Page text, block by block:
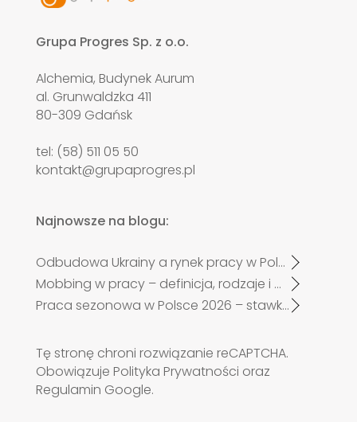
Grupa Progres Sp. z o.o.
Alchemia, Budynek Aurum
al. Grunwaldzka 411
80-309 Gdańsk
tel: (58) 511 05 50
kontakt@grupaprogres.pl
Najnowsze na blogu:
Odbudowa Ukrainy a rynek pracy w Polsce. Czy zabraknie specjalistów?
Mobbing w pracy – definicja, rodzaje i przykłady
Praca sezonowa w Polsce 2026 – stawki, trendy i nowe zasady zatrudnienia
Tę stronę chroni rozwiązanie reCAPTCHA.
Obowiązuje Polityka Prywatności oraz
Regulamin Google.